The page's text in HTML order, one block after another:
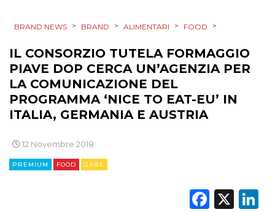
CSR
STRATEGIE
CINEMA
DIGITALE
EDITORIA
BRAND NEWS > BRAND > ALIMENTARI > FOOD >
IL CONSORZIO TUTELA FORMAGGIO
PIAVE DOP CERCA UN’AGENZIA PER
LA COMUNICAZIONE DEL
PROGRAMMA ‘NICE TO EAT-EU’ IN
ITALIA, GERMANIA E AUSTRIA
12 Novembre 2018
PREMIUM FOOD GARE
X